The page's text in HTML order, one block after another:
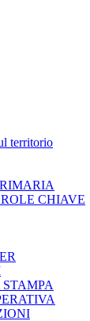
territorio
CHIAVE